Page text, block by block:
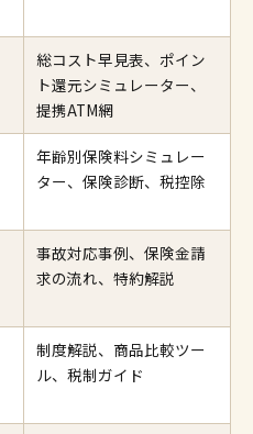
総コスト早見表、ポイン
ト還元シミュレーター、
提携ATM網
年齢別保険料シミュレー
ター、保険診断、税控除
事故対応事例、保険金請
求の流れ、特約解説
制度解説、商品比較ツー
ル、税制ガイド